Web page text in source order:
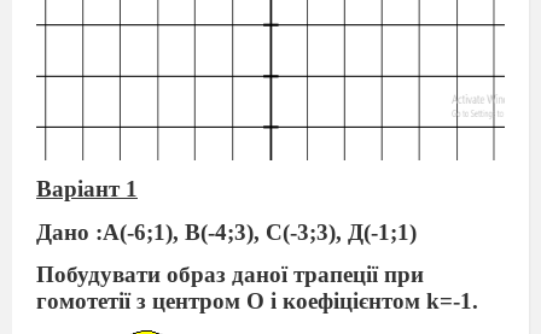
Варіант 1
Дано :А(-6;1), В(-4;3), С(-3;3), Д(-1;1)
Побудувати образ даної трапеції при
гомотетії з центром О і коефіцієнтом k=-1.